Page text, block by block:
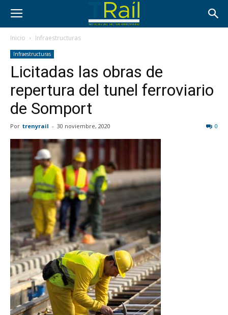
Inicio Infraestructuras
Infraestructuras
Licitadas las obras de
repertura del tunel ferroviario
de Somport
Por trenyrail - 30 noviembre, 2020 0